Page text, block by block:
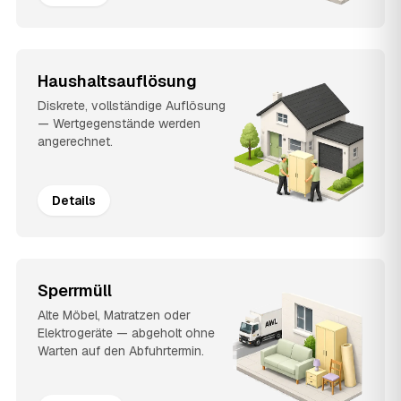
Haushaltsauflösung
Diskrete, vollständige Auflösung
— Wertgegenstände werden
angerechnet.
Details
Sperrmüll
Alte Möbel, Matratzen oder
Elektrogeräte — abgeholt ohne
Warten auf den Abfuhrtermin.